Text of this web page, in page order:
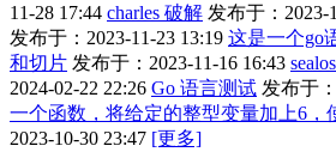
11-28 17:44 charles 破解 发布于：2023-
发布于：2023-11-23 13:19 这是一个go
和切片 发布于：2023-11-16 16:43
2024-02-22 22:26 Go 语言测试 发布于
一个函数，将给定的整型变量加上6，
2023-10-30 23:47 [更多]